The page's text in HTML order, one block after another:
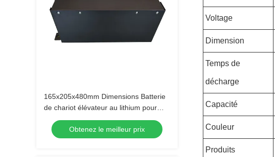
165x205x480mm Dimensions Batterie
de chariot élévateur au lithium pour
applications lourdes
Obtenez le meilleur prix
Voltage
Dimension
Temps de
décharge
Capacité
Couleur
Produits